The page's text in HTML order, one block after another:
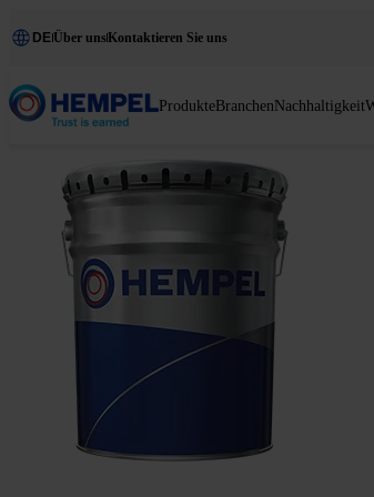
DE Über unsKontaktieren Sie uns
ProdukteBranchenNachhaltigkeit